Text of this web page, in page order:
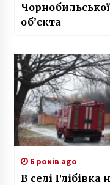
об’єкта
6 років ago
В селі